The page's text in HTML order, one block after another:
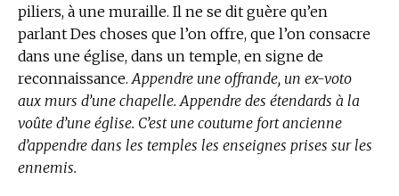
piliers, à une muraille. Il ne se dit guère qu’en
parlant Des choses que l’on offre, que l’on consacre
dans une église, dans un temple, en signe de
reconnaissance.Appendre une offrande, un ex-voto
aux murs d’une chapelle. Appendre des étendards à la
voûte d’une église. C’est une coutume fort ancienne
d’appendre dans les temples les enseignes prises sur les
ennemis.